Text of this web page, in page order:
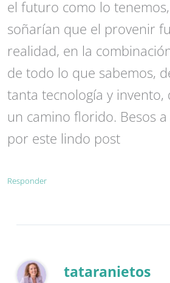
el futuro como lo
soñarían que el provenir
realidad, en la
de todo lo que sabemos,
tanta tecnología y invento,
un camino florido. Besos
por este lindo post
Responder
tataranietos